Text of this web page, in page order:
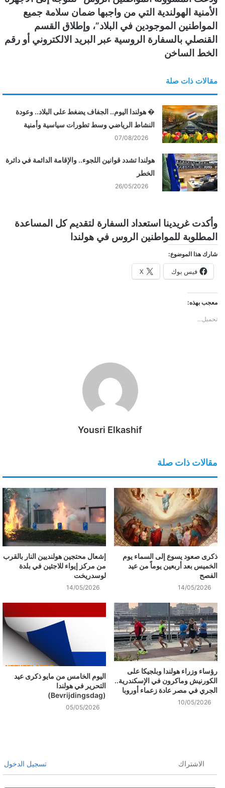
الأمنية الهولندية التي من واجبها ضمان سلامة جميع
المواطنين الموجودين في البلاد”، وإطلاق القسم
القنصلي بالسفارة الروسية عبر البريد الالكتروني أو رقم
الخط الساخن
مقالات ذات صلة
� هولندا اليوم.. الجفاف يضغط على البلاد.. وعودة
النشاط الرياضي وسط تطورات سياسية وأمنية
07/08/2026
هولندا تشدد قوانين اللجوء.. والإقامة الدائمة في دائرة
الخطر
26/05/2026
وأكدت غريدينا استعداد السفارة لتقديم كل المساعدة
المطلوبة للمواطنين الروس في هولندا
شارك هذا الموضوع:
فيس بوك X
معجب بهذه:
تحميل...
Yousri Elkashif
مقالات ذات صلة
ذكرى صعود يسوع إلى السماء يوم
الخميس بعد أربعين يوماً من عيد
الفصح
14/05/2026
إشعال محتجين هولنديين النار بالقرب
من مركز إيواء للاجئين في بلدة
لوسدريخت
14/05/2026
رؤساء وزراء هولندا وبلجيكا على
الكورنيش وماكرون في الإسكندرية..
الجري في مصر عادة زعماء أوروبا
10/05/2026
اليوم الخامس من مايو ذكرى عيد
التحرير في هولندا
(Bevrijdingsdag)
05/05/2026
الاشتراك تسجيل الدخول